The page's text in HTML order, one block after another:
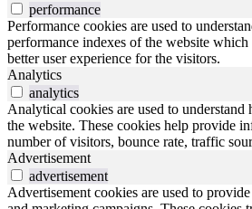
performance
Performance cookies are used to
performance indexes of the website
better user experience for the visitors.
Analytics
analytics
Analytical cookies are used to
the website. These cookies help provide
number of visitors, bounce rate, traffic
Advertisement
advertisement
Advertisement cookies are used to